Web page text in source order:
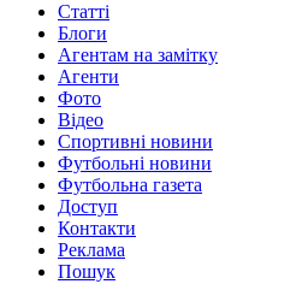
Статті
Блоги
Агентам на замітку
Агенти
Фото
Відео
Спортивні новини
Футбольні новини
Футбольна газета
Доступ
Контакти
Реклама
Пошук